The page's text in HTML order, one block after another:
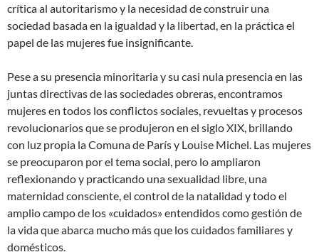
crítica al autoritarismo y la necesidad de construir una
sociedad basada en la igualdad y la libertad, en la práctica el
papel de las mujeres fue insignificante.
Pese a su presencia minoritaria y su casi nula presencia en las
juntas directivas de las sociedades obreras, encontramos
mujeres en todos los conflictos sociales, revueltas y procesos
revolucionarios que se produjeron en el siglo XIX, brillando
con luz propia la Comuna de París y Louise Michel. Las mujeres
se preocuparon por el tema social, pero lo ampliaron
reflexionando y practicando una sexualidad libre, una
maternidad consciente, el control de la natalidad y todo el
amplio campo de los «cuidados» entendidos como gestión de
la vida que abarca mucho más que los cuidados familiares y
domésticos.